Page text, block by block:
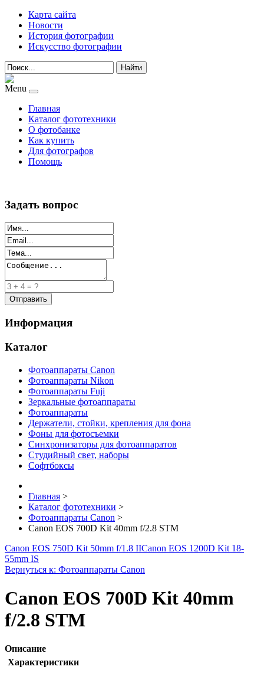
Карта сайта
Новости
История фотографии
Искусство фотографии
Найти
Menu
Главная
Каталог фототехники
О фотобанке
Как купить
Для фотографов
Помощь
Задать вопрос
Информация
Каталог
Фотоаппараты Canon
Фотоаппараты Nikon
Фотоаппараты Fuji
Зеркальные фотоаппараты
Фотоаппараты
Держатели, стойки, крепления для фона
Фоны для фотосъемки
Синхронизаторы для фотоаппаратов
Студийный свет, наборы
Софтбоксы
Главная >
Каталог фототехники >
Фотоаппараты Canon >
Canon EOS 700D Kit 40mm f/2.8 STM
Canon EOS 750D Kit 50mm f/1.8 IICanon EOS 1200D Kit 18-
55mm IS
Вернуться к: Фотоаппараты Canon
Canon EOS 700D Kit 40mm
f/2.8 STM
Описание
Характеристики